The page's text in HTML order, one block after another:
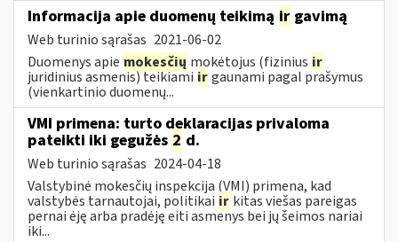
Informacija apie duomenų teikimą ir gavimą
Web turinio sąrašas 2021-06-02
Duomenys apie mokesčių mokėtojus (fizinius ir
juridinius asmenis) teikiami irgaunami pagal prašymus
(vienkartinio duomenų...
VMI primena: turto deklaracijas privaloma
pateikti iki gegužės 2 d.
Web turinio sąrašas 2024-04-18
Valstybinė mokesčių inspekcija (VMI) primena, kad
valstybės tarnautojai, politikai ir kitas viešas pareigas
pernai ėję arba pradėję eiti asmenys bei jų šeimos nariai
iki...